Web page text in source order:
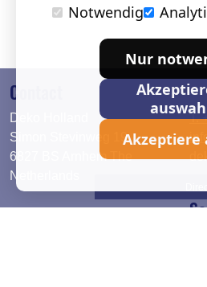
Contact
Deko Holland
Simon Stevinweg 19
6827 BS Arnhem The
Netherlands
T.
Notwendig
Nur
Akzeptiere